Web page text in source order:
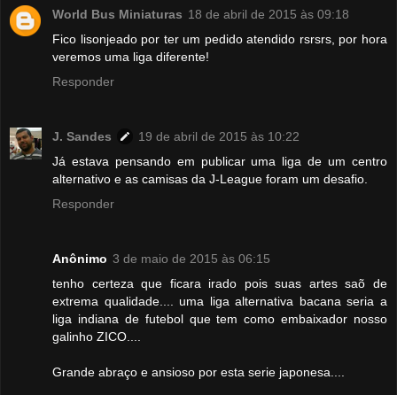
World Bus Miniaturas 18 de abril de 2015 às 09:18
Fico lisonjeado por ter um pedido atendido rsrsrs, por hora
veremos uma liga diferente!
Responder
J. Sandes
19 de abril de 2015 às 10:22
Já estava pensando em publicar uma liga de um centro
alternativo e as camisas da J-League foram um desafio.
Responder
Anônimo 3 de maio de 2015 às 06:15
tenho certeza que ficara irado pois suas artes saõ de
extrema qualidade.... uma liga alternativa bacana seria a
liga indiana de futebol que tem como embaixador nosso
galinho ZICO....
Grande abraço e ansioso por esta serie japonesa....